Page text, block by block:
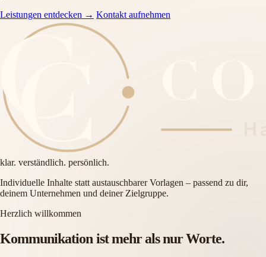
Leistungen entdecken → Kontakt aufnehmen
klar. verständlich. persönlich.
Individuelle Inhalte statt austauschbarer Vorlagen – passend zu dir,
deinem Unternehmen und deiner Zielgruppe.
Herzlich willkommen
Kommunikation ist mehr als nur Worte.